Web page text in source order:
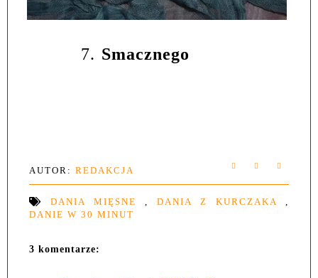
7. Smacznego
AUTOR: REDAKCJA
DANIA MIĘSNE , DANIA Z KURCZAKA ,
DANIE W 30 MINUT
3 komentarze: